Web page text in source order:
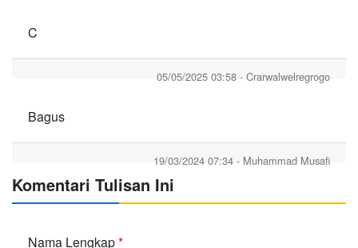
C
05/05/2025 03:58 - Crarwalwelregrogo
Bagus
19/03/2024 07:34 - Muhammad Musafi
Komentari Tulisan Ini
Nama Lengkap*